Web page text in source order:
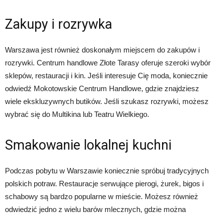
Zakupy i rozrywka
Warszawa jest również doskonałym miejscem do zakupów i
rozrywki. Centrum handlowe Złote Tarasy oferuje szeroki wybór
sklepów, restauracji i kin. Jeśli interesuje Cię moda, koniecznie
odwiedź Mokotowskie Centrum Handlowe, gdzie znajdziesz
wiele ekskluzywnych butików. Jeśli szukasz rozrywki, możesz
wybrać się do Multikina lub Teatru Wielkiego.
Smakowanie lokalnej kuchni
Podczas pobytu w Warszawie koniecznie spróbuj tradycyjnych
polskich potraw. Restauracje serwujące pierogi, żurek, bigos i
schabowy są bardzo popularne w mieście. Możesz również
odwiedzić jedno z wielu barów mlecznych, gdzie można